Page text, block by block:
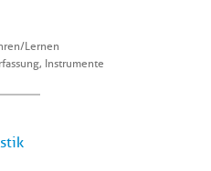
Lernen
Instrumente